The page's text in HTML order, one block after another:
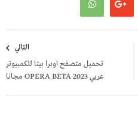
التالي
تحميل متصفح اوبرا بيتا للكمبيوتر
عربي 2023 OPERA BETA مجانا